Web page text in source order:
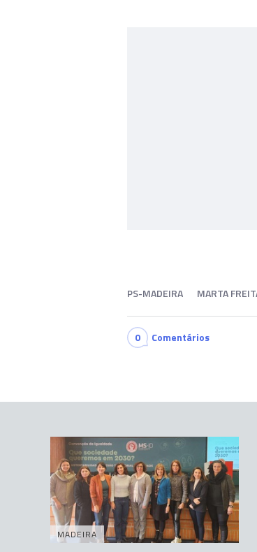
PS-MADEIRA MARTA
0 Comentários
MADEIRA